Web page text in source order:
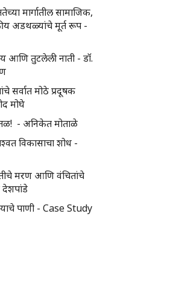
मार्गातील सामाजिक,
अडथळ्यांचे मूर्त रूप -
आणि तुटलेली नाती - डॉ.
सर्वात मोठे प्रदूषक
मोघे
- अनिकेत मोताळे
विकासाचा शोध -
मरण आणि वंचितांचे
पाणी - Case Study